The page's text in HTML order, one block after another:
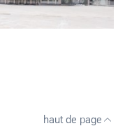
haut de page